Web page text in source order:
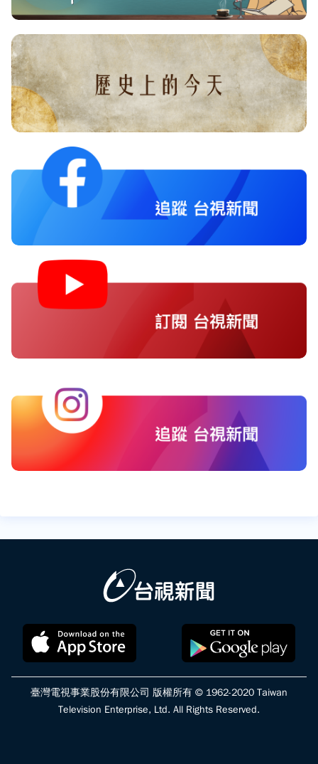
臺灣電視事業股份有限公司 版權所有 © 1962-2020 Taiwan
Television Enterprise, Ltd. All Rights Reserved.